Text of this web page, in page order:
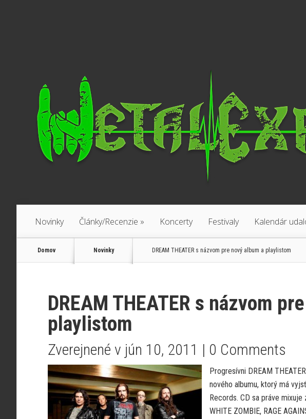
Novinky Články/Recenzie » Koncerty Festivaly Kalendár
Domov Novinky DREAM THEATER s názvom pre nový album a playlistom
DREAM THEATER s názvom
playlistom
Zverejnené v jún 10, 2011 | 0 Comments
Progresívni DREAM
nového albumu, ktorý má
Records. CD sa práve mixuje
WHITE ZOMBIE, RAGE